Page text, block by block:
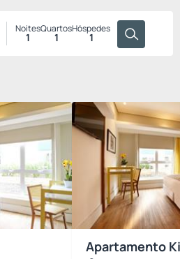
Noites
1
Quartos
1
Hóspedes
1
Apartamento